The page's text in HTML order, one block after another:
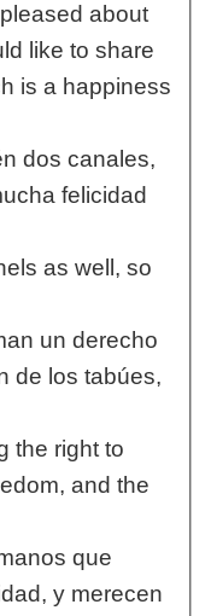
about
like to share
is a happiness
dos canales,
felicidad
as well, so
un derecho
de los tabúes,
the right to
and the
que
y merecen